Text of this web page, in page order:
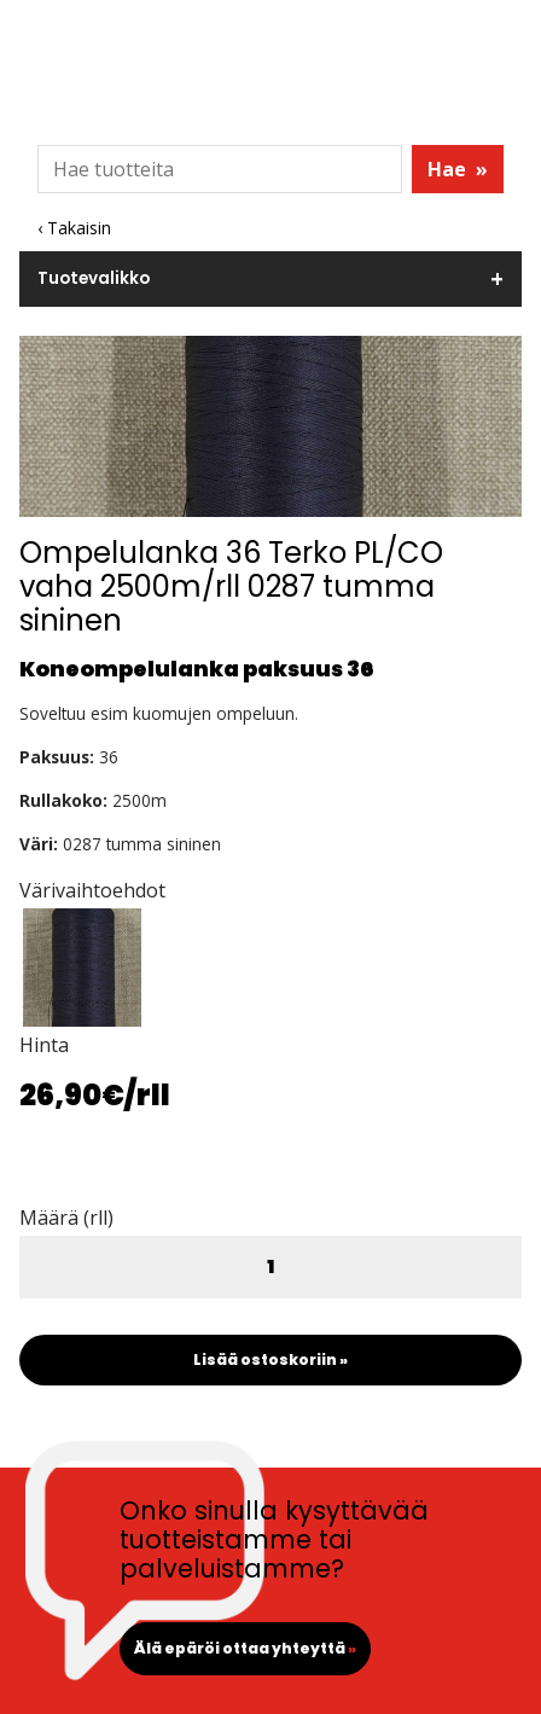
Hae »
‹ Takaisin
Tuotevalikko
Ompelulanka 36 Terko PL/CO
vaha 2500m/rll 0287 tumma
sininen
Koneompelulanka paksuus 36
Soveltuu esim kuomujen ompeluun.
Paksuus: 36
Rullakoko: 2500m
Väri: 0287 tumma sininen
Värivaihtoehdot
Hinta
26,90€/rll
Määrä (rll)
Lisää ostoskoriin »
Onko sinulla kysyttävää
tuotteistamme tai
palveluistamme?
Älä epäröi ottaa yhteyttä»